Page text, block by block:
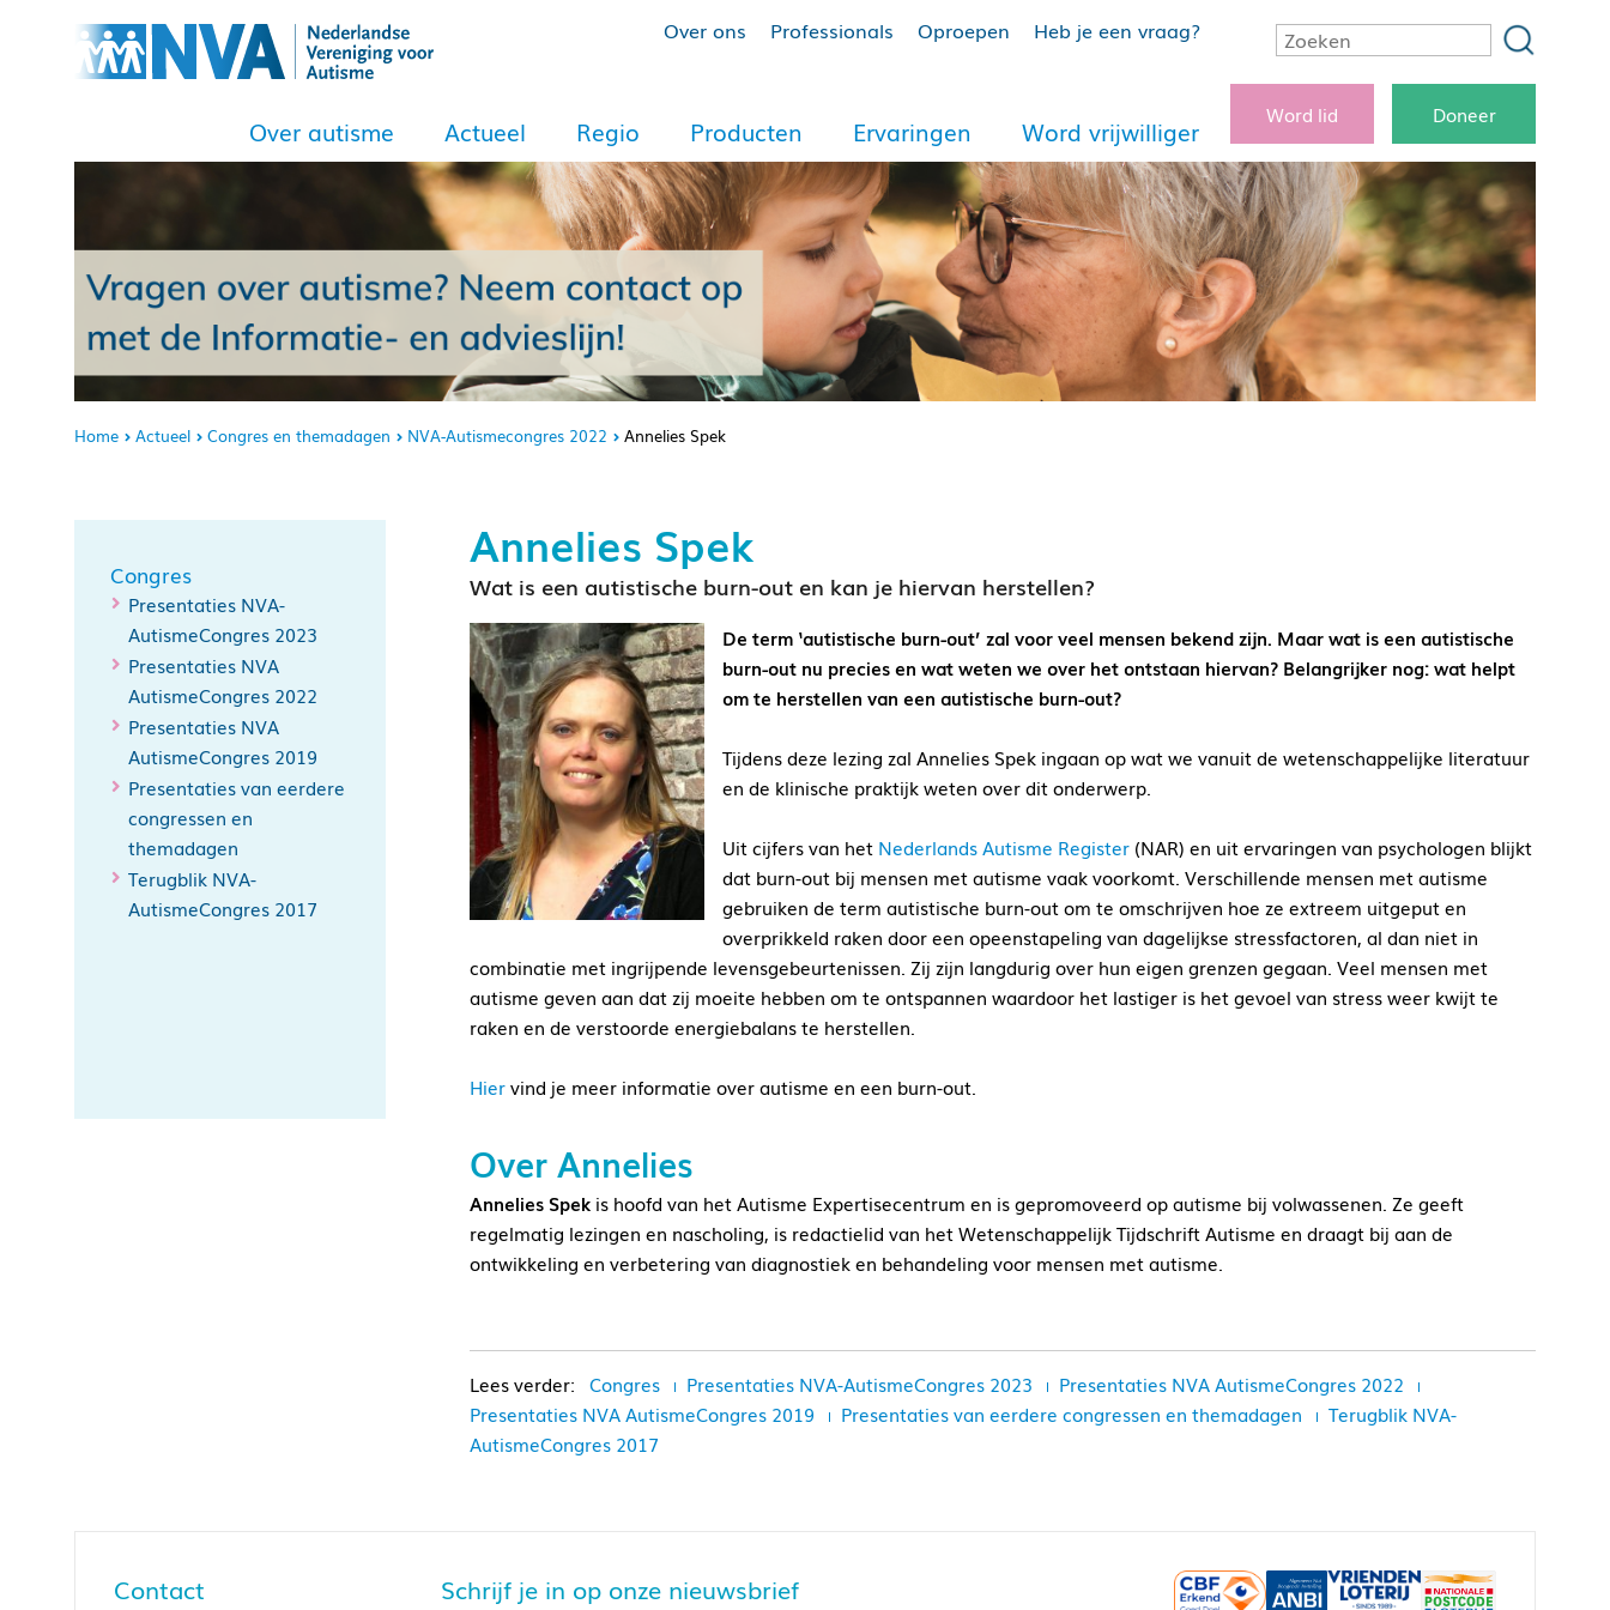
Over ons Professionals Oproepen Heb je een vraag?
Over autisme Actueel Regio Producten Ervaringen Word vrijwilliger
Word lid Doneer
Home Actueel Congres en themadagen NVA-Autismecongres 2022 Annelies Spek
Congres
Presentaties NVA-
AutismeCongres 2023
Presentaties NVA
AutismeCongres 2022
Presentaties NVA
AutismeCongres 2019
Presentaties van eerdere
congressen en
themadagen
Terugblik NVA-
AutismeCongres 2017
Annelies Spek
Wat is een autistische burn-out en kan je hiervan herstellen?
De term ‘autistische burn-out’ zal voor veel mensen bekend zijn. Maar wat is een autistische
burn-out nu precies en wat weten we over het ontstaan hiervan? Belangrijker nog: wat helpt
om te herstellen van een autistische burn-out?
Tijdens deze lezing zal Annelies Spek ingaan op wat we vanuit de wetenschappelijke literatuur
en de klinische praktijk weten over dit onderwerp.
Uit cijfers van het Nederlands Autisme Register (NAR) en uit ervaringen van psychologen blijkt
dat burn-out bij mensen met autisme vaak voorkomt. Verschillende mensen met autisme
gebruiken de term autistische burn-out om te omschrijven hoe ze extreem uitgeput en
overprikkeld raken door een opeenstapeling van dagelijkse stressfactoren, al dan niet in
combinatie met ingrijpende levensgebeurtenissen. Zij zijn langdurig over hun eigen grenzen gegaan. Veel mensen met
autisme geven aan dat zij moeite hebben om te ontspannen waardoor het lastiger is het gevoel van stress weer kwijt te
raken en de verstoorde energiebalans te herstellen.
Hiervind je meer informatie over autisme en een burn-out.
Over Annelies
Annelies Spek is hoofd van het Autisme Expertisecentrum en is gepromoveerd op autisme bij volwassenen. Ze geeft
regelmatig lezingen en nascholing, is redactielid van het Wetenschappelijk Tijdschrift Autisme en draagt bij aan de
ontwikkeling en verbetering van diagnostiek en behandeling voor mensen met autisme.
Congres Presentaties NVA-AutismeCongres 2023
Presentaties NVA AutismeCongres 2022
Presentaties NVA AutismeCongres 2019
Presentaties van eerdere congressen en themadagen
Terugblik NVA-
AutismeCongres 2017
Contact Schrijf je in op onze nieuwsbrief